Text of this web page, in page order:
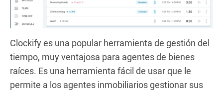
Clockify es una popular herramienta de gestión del
tiempo, muy ventajosa para agentes de bienes
raíces. Es una herramienta fácil de usar que le
permite a los agentes inmobiliarios gestionar sus